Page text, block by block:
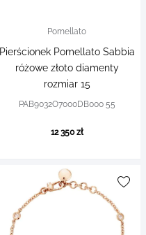
Pomellato
Pierścionek Pomellato Sabbia
różowe złoto diamenty
rozmiar 15
PAB9032O7000DB000 55
12 350 zł